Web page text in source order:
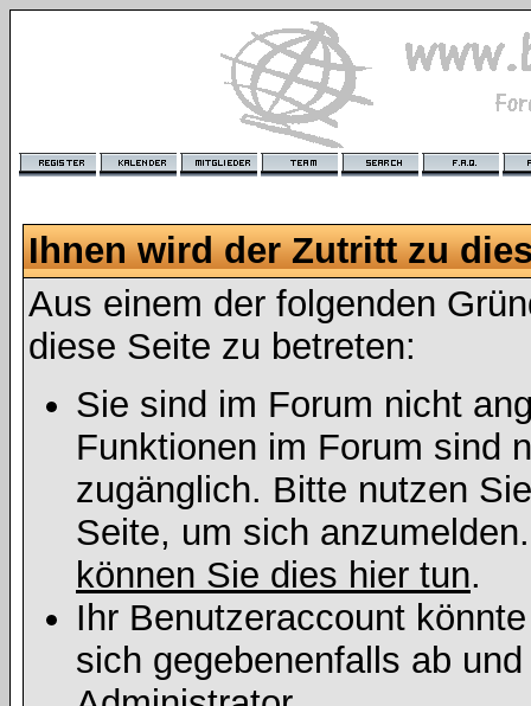
Ihnen wird der Zutritt zu
Aus einem der folgenden
diese Seite zu betreten:
Sie sind im Forum nicht
Funktionen im Forum sind
zugänglich. Bitte nutzen
Seite, um sich
können Sie dies hier tun.
Ihr Benutzeraccount
sich gegebenenfalls ab